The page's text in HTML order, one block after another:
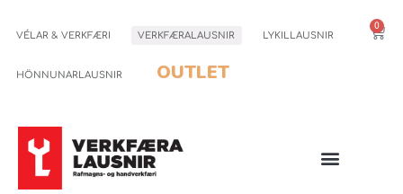
VÉLAR & VERKFÆRI VERKFÆRALAUSNIR LYKILLAUSNIR
HÖNNUNARLAUSNIR OUTLET
0